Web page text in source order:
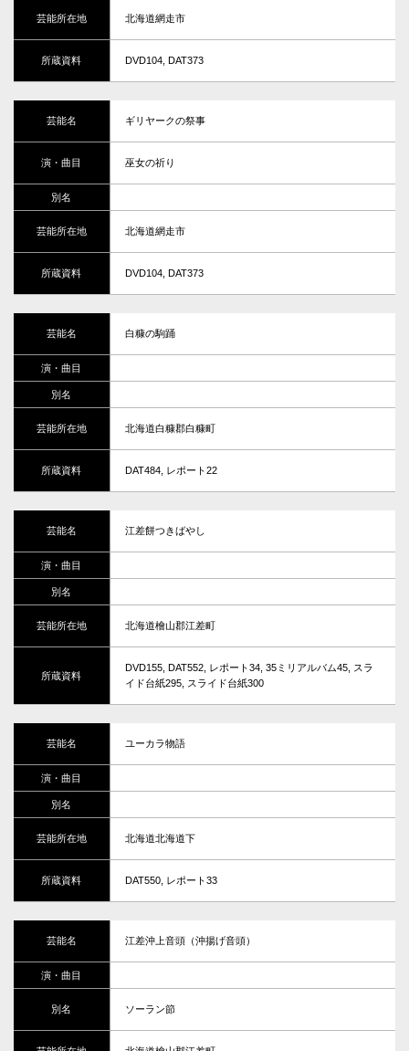
北海道網走市
DVD104, DAT373
ギリヤークの祭事
巫女の祈り
北海道網走市
DVD104, DAT373
白糠の駒踊
北海道白糠郡白糠町
DAT484, レポート22
江差餅つきばやし
北海道檜山郡江差町
DVD155, DAT552, レポート34, 35ミリアルバム45, スラ
イド台紙295, スライド台紙300
ユーカラ物語
北海道北海道下
DAT550, レポート33
江差沖上音頭（沖揚げ音頭）
ソーラン節